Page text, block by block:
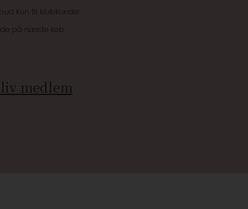
kun til klubkunder
på næste køb
medlem